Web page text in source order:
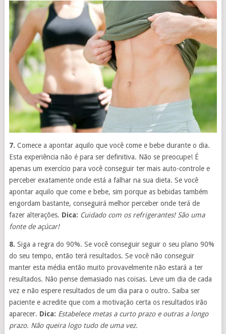
7. Comece a apontar aquilo que você come e bebe durante o dia.
Esta experiência não é para ser definitiva. Não se preocupe! É
apenas um exercício para você conseguir ter mais auto-controle e
perceber exatamente onde está a falhar na sua dieta. Se você
apontar aquilo que come e bebe, sim porque as bebidas também
engordam bastante, conseguirá melhor perceber onde terá de
fazer alterações. Dica: Cuidado com os refrigerantes! São uma
fonte de açúcar!
8. Siga a regra do 90%. Se você conseguir seguir o seu plano 90%
do seu tempo, então terá resultados. Se você não conseguir
manter esta média então muito provavelmente não estará a ter
resultados. Não pense demasiado nas coisas. Leve um dia de cada
vez e não espere resultados de um dia para o outro. Saiba ser
paciente e acredite que com a motivação certa os resultados irão
aparecer. Dica: Estabelece metas a curto prazo e outras a longo
prazo. Não queira logo tudo de uma vez.